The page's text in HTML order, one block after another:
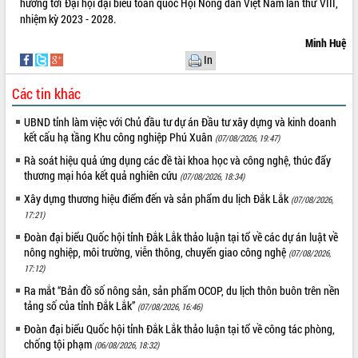
Hòn Yến phát triển du lịch gắn với bảo
tồn biển
Đắk Lắk thời kỳ 2021-2030, tầm nhìn
đến năm 2050
Phát động chiến dịch 30 ngày đêm
giải phóng mặt bằng Tuyến đường bộ
ven biển
Đắk Lắk nỗ lực thúc đẩy tăng trưởng
kinh tế từ 10% trở lên trong Quý
II/2026
Đắk Lắk ký kết thỏa thuận hợp tác về
chuyển đổi số giai đoạn 2026 – 2030
với Tập đoàn Bưu chính Viễn thông
Việt Nam
Thứ trưởng Bộ Y tế làm việc với tỉnh
cho trạm y tế cấp xã
Du lịch Đắk Lắk nâng tầm trải nghiệm
du khách thông qua Hệ thống cơ sở dữ
liệu và Bản đồ số
nhiệm kỳ 2023 - 2028.
Minh Huệ
In
Các tin khác
UBND tỉnh làm việc với Chủ đầu tư dự án Đầu tư xây dựng và kinh doanh
kết cấu hạ tầng Khu công nghiệp Phú Xuân (07/08/2026, 19:47)
Rà soát hiệu quả ứng dụng các đề tài khoa học và công nghệ, thúc đẩy
thương mại hóa kết quả nghiên cứu (07/08/2026, 18:34)
Xây dựng thương hiệu điểm đến và sản phẩm du lịch Đắk Lắk (07/08/2026,
17:21)
Đoàn đại biểu Quốc hội tỉnh Đắk Lắk thảo luận tại tổ về các dự án luật về
nông nghiệp, môi trường, viễn thông, chuyển giao công nghệ (07/08/2026,
17:12)
Ra mắt “Bản đồ số nông sản, sản phẩm OCOP, du lịch thôn buôn trên nền
tảng số của tỉnh Đắk Lắk” (07/08/2026, 16:46)
Đoàn đại biểu Quốc hội tỉnh Đắk Lắk thảo luận tại tổ về công tác phòng,
chống tội phạm (06/08/2026, 18:32)